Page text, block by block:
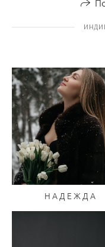
Н А Д Е Ж Д А